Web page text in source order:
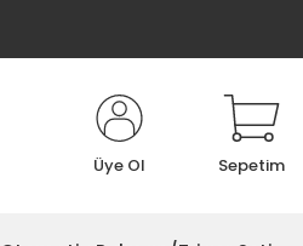
Üye Ol Sepetim